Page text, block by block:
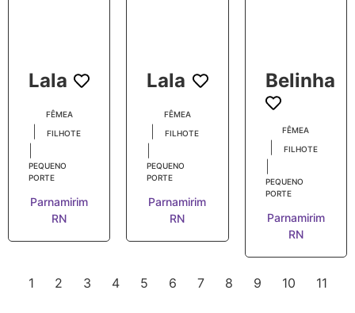
Lala
FÊMEA
FILHOTE
PEQUENO
PORTE
Parnamirim
RN
Lala
FÊMEA
FILHOTE
PEQUENO
PORTE
Parnamirim
RN
Belinha
FÊMEA
FILHOTE
PEQUENO
PORTE
Parnamirim
RN
1 2 3 4 5 6 7 8 9 10 11